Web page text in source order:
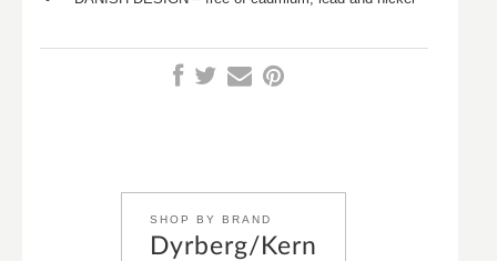
SHOP BY BRAND
Dyrberg/Kern